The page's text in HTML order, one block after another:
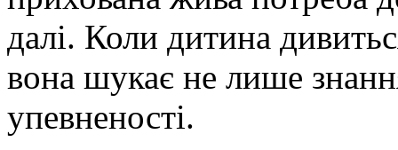
далі. Коли дитина
вона шукає не лише
упевненості.